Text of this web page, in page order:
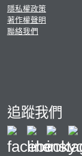
隱私權政策
著作權聲明
聯絡我們
追蹤我們